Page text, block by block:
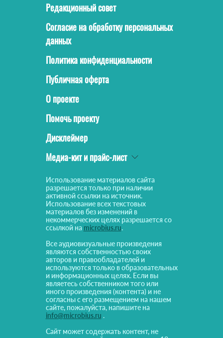
Редакционный совет
Согласие на обработку персональных
данных
Политика конфиденциальности
Публичная оферта
О проекте
Помочь проекту
Дисклеймер
Медиа-кит и прайс-лист
Использование материалов сайта
разрешается только при наличии
активной ссылки на источник.
Использование всех текстовых
материалов без изменений в
некоммерческих целях разрешается со
ссылкой на microbius.ru.
Все аудиовизуальные произведения
являются собственностью своих
авторов и правообладателей и
используются только в образовательных
и информационных целях. Если вы
являетесь собственником того или
иного произведения (контента) и не
согласны с его размещением на нашем
сайте, пожалуйста, напишите на
info@microbius.ru .
Сайт может содержать контент, не